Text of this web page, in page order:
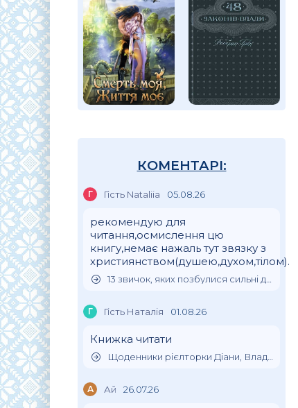
КОМЕНТАРІ:
Г Гість Nataliia 05.08.26
рекомендую для
читання,осмислення цю
книгу,немає нажаль тут звязку з
християнством(душею,духом,тілом).
13 звичок, яких позбулися сильні духом люди
Г Гість Наталія 01.08.26
Книжка читати
Щоденники рієлторки Діани, Влада Клімова
А Ай 26.07.26